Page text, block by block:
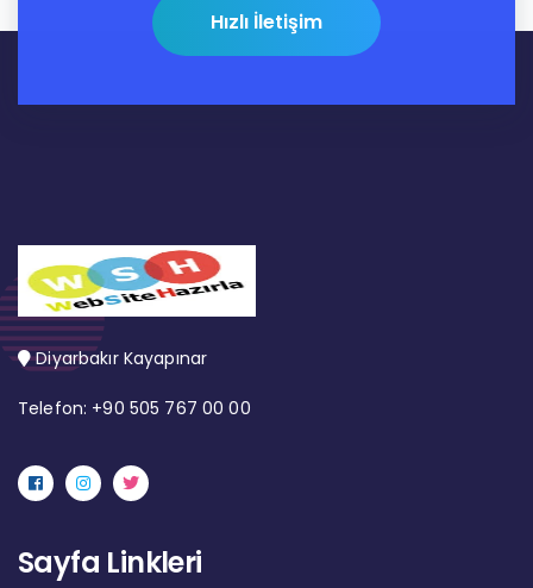
Lorem ipsum dolor sit amet, consectetur
Hızlı İletişim
Diyarbakır Kayapınar
Telefon: +90 505 767 00 00
Sayfa Linkleri